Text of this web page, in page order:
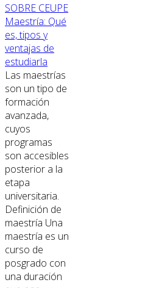
SOBRE CEUPE
Maestría: Qué
es, tipos y
ventajas de
estudiarla
Las maestrías
son un tipo de
formación
avanzada,
cuyos
programas
son accesibles
posterior a la
etapa
universitaria.
Definición de
maestría Una
maestría es un
curso de
posgrado con
una duración